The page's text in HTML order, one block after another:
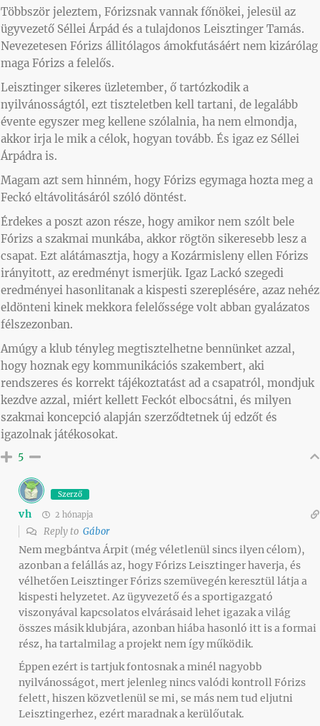
Többször jeleztem, Fórizsnak vannak főnökei, jelesül az
ügyvezető Séllei Árpád és a tulajdonos Leisztinger Tamás.
Nevezetesen Fórizs állitólagos ámokfutásáért nem kizárólag
maga Fórizs a felelős.
Leisztinger sikeres üzletember, ő tartózkodik a
nyilvánosságtól, ezt tiszteletben kell tartani, de legalább
évente egyszer meg kellene szólalnia, ha nem elmondja,
akkor irja le mik a célok, hogyan tovább. És igaz ez Séllei
Árpádra is.
Magam azt sem hinném, hogy Fórizs egymaga hozta meg a
Feckó eltávolitásáról szóló döntést.
Érdekes a poszt azon része, hogy amikor nem szólt bele
Fórizs a szakmai munkába, akkor rögtön sikeresebb lesz a
csapat. Ezt alátámasztja, hogy a Kozármisleny ellen Fórizs
irányitott, az eredményt ismerjük. Igaz Lackó szegedi
eredményei hasonlitanak a kispesti szereplésére, azaz nehéz
eldönteni kinek mekkora felelőssége volt abban gyalázatos
félszezonban.
Amúgy a klub tényleg megtisztelhetne bennünket azzal,
hogy hoznak egy kommunikációs szakembert, aki
rendszeres és korrekt tájékoztatást ad a csapatról, mondjuk
kezdve azzal, miért kellett Feckót elbocsátni, és milyen
szakmai koncepció alapján szerződtetnek új edzőt és
igazolnak játékosokat.
5
Szerző
vh 2 hónapja
Reply to Gábor
Nem megbántva Árpit (még véletlenül sincs ilyen célom),
azonban a felállás az, hogy Fórizs Leisztinger haverja, és
vélhetően Leisztinger Fórizs szemüvegén keresztül látja a
kispesti helyzetet. Az ügyvezető és a sportigazgató
viszonyával kapcsolatos elvárásaid lehet igazak a világ
összes másik klubjára, azonban hiába hasonló itt is a formai
rész, ha tartalmilag a projekt nem így működik.
Éppen ezért is tartjuk fontosnak a minél nagyobb
nyilvánosságot, mert jelenleg nincs valódi kontroll Fórizs
felett, hiszen közvetlenül se mi, se más nem tud eljutni
Leisztingerhez, ezért maradnak a kerülőutak.